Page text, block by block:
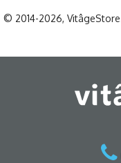
© 2014-2026,